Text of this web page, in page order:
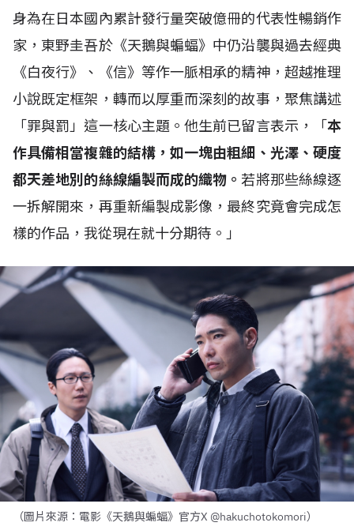
身為在日本國內累計發行量突破億冊的代表性暢銷作
家，東野圭吾於《天鵝與蝙蝠》中仍沿襲與過去經典
《白夜行》、《信》等作一脈相承的精神，超越推理
小說既定框架，轉而以厚重而深刻的故事，聚焦講述
「罪與罰」這一核心主題。他生前已留言表示，「本
作具備相當複雜的結構，如一塊由粗細、光澤、硬度
都天差地別的絲線編製而成的織物。 若將那些絲線逐
一拆解開來，再重新編製成影像，最終究竟會完成怎
樣的作品，我從現在就十分期待。」
（圖片來源：電影《天鵝與蝙蝠》官方X @hakuchotokomori）